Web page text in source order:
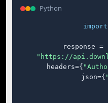
Python
import
response
"https://
    headers={
    json={